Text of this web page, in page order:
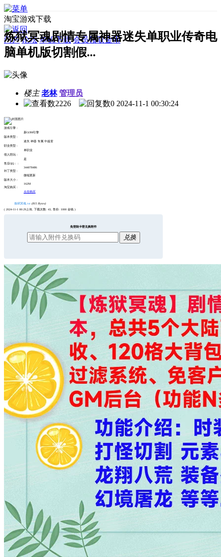
淘宝游戏下载
门户 论坛 单机下载 会员领取金币
炼狱冥魂剧情专属神器迷失单职业传奇电
脑单机版切割假...
楼主 老林 管理员
2226
0 2024-11-1 00:30:24
游戏引擎 :
新GOM引擎
版本类型 :
迷失 神器 专属 中超变
职业类型 :
单职业
假人陪玩 :
是
售后QQ： :
344078486
补丁类型 :
微端更新
版本大小 :
162M
淘宝购买 :
点击购买
炼狱冥魂.txt (815 Bytes)
( 2024-11-1 00:29上传, 下载次数: 43, 售价: 1000 金钱 )
免登陆卡密兑换附件
兑换